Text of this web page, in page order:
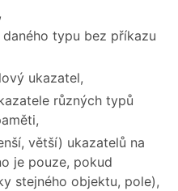
typu bez příkazu
ukazatel,
různých typů
větší) ukazatelů na
je pouze, pokud
stejného objektu, pole),